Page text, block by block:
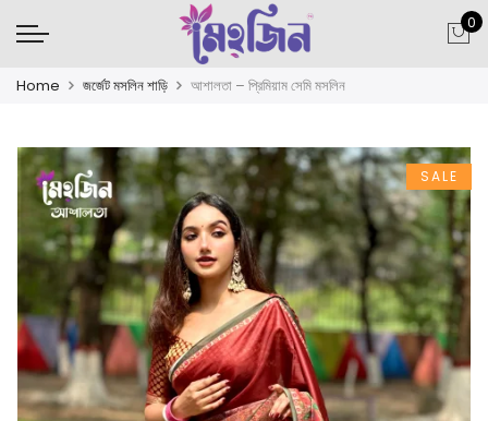
0
Home জর্জেট মসলিন শাড়ি আশালতা – প্রিমিয়াম সেমি মসলিন
SALE